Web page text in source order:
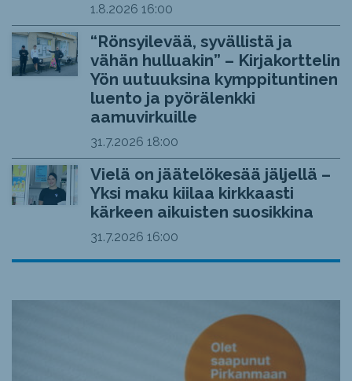
1.8.2026 16:00
“Rönsyilevää, syvällistä ja
vähän hulluakin” – Kirjakorttelin
Yön uutuuksina kymppituntinen
luento ja pyörälenkki
aamuvirkuille
31.7.2026 18:00
Vielä on jäätelökesää jäljellä –
Yksi maku kiilaa kirkkaasti
kärkeen aikuisten suosikkina
31.7.2026 16:00